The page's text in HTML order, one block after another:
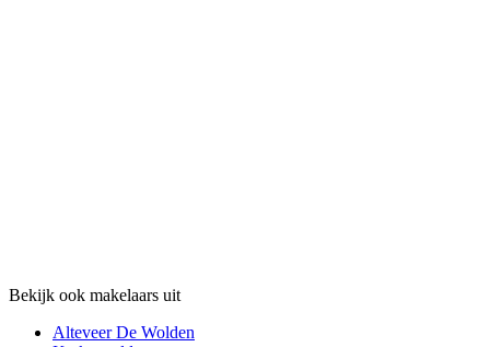
Bekijk ook makelaars uit
Alteveer De Wolden